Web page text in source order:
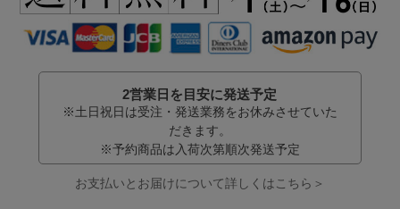
2営業日を目安に発送予定
※土日祝日は受注・発送業務をお休みさせていた
だきます。
※予約商品は入荷次第順次発送予定
お支払いとお届けについて詳しくはこちら＞